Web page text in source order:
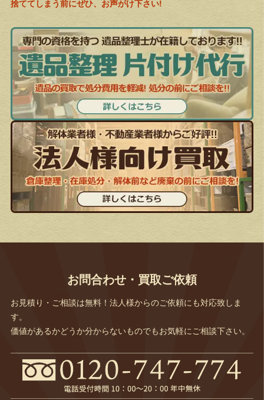
捨ててしまう前にぜひ、お声がけ下さい!
お問合わせ・買取ご依頼
お見積り・ご相談は無料！法人様からのご依頼にも対応致しま
す。
価値があるかどうか分からないものでもお気軽にご相談下さい。